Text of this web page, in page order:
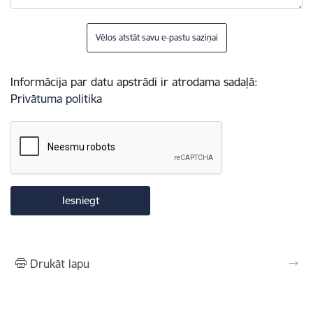
Vēlos atstāt savu e-pastu saziņai
Informācija par datu apstrādi ir atrodama sadaļā:
Privātuma politika
Drukāt lapu